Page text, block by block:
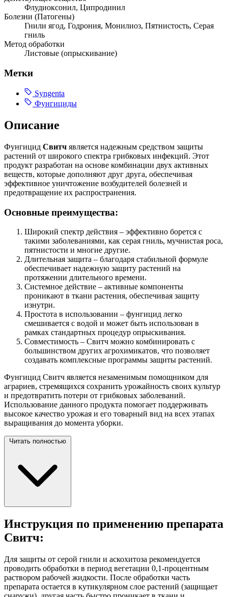
Флудиоксонил, Ципродинил
Болезни (Патогены)
Гнили ягод, Годрония, Монилиоз, Пятнистость, Серая
гниль
Метод обработки
Листовые (опрыскивание)
Метки
Syngenta
Фунгициды
Описание
Фунгицид Свитч является надежным средством защиты
растений от широкого спектра грибковых инфекций. Этот
продукт разработан на основе комбинации двух активных
веществ, которые дополняют друг друга, обеспечивая
эффективное уничтожение возбудителей болезней и
предотвращение их распространения.
Основные преимущества:
Широкий спектр действия – эффективно борется с
такими заболеваниями, как серая гниль, мучнистая роса,
пятнистости и многие другие.
Длительная защита – благодаря стабильной формуле
обеспечивает надежную защиту растений на
протяжении длительного времени.
Системное действие – активные компоненты
проникают в ткани растения, обеспечивая защиту
изнутри.
Простота в использовании – фунгицид легко
смешивается с водой и может быть использован в
рамках стандартных процедур опрыскивания.
Совместимость – Свитч можно комбинировать с
большинством других агрохимикатов, что позволяет
создавать комплексные программы защиты растений.
Фунгицид Свитч является незаменимым помощником для
аграриев, стремящихся сохранить урожайность своих культур
и предотвратить потери от грибковых заболеваний.
Использование данного продукта помогает поддерживать
высокое качество урожая и его товарный вид на всех этапах
выращивания до момента уборки.
Читать полностью
Инструкция по применению препарата
Свитч:
Для защиты от серой гнили и аскохитоза рекомендуется
проводить обработки в период вегетации 0,1-процентным
раствором рабочей жидкости. После обработки часть
препарата остается в кутикулярном слое растений (защищает